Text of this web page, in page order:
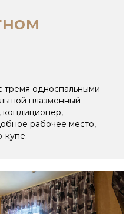
односпальными
плазменный
кондиционер,
рабочее место,
купе.